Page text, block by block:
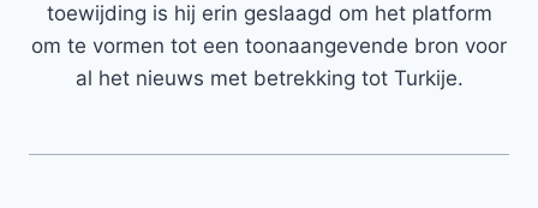
toewijding is hij erin geslaagd om het platform
om te vormen tot een toonaangevende bron voor
al het nieuws met betrekking tot Turkije.